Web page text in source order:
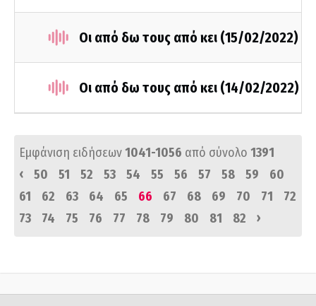
Οι από δω τους από κει (15/02/2022)
Οι από δω τους από κει (14/02/2022)
Εμφάνιση ειδήσεων1041-1056 από σύνολο 1391
‹
50 51 52 53 54 55 56 57 58 59
60
61
62 63 64 65 66 67 68 69 70 71
72
73
74 75 76 77 78 79 80 81 82 ›